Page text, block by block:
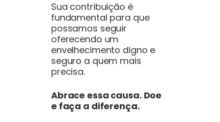
Sua contribuição é
fundamental para que
possamos seguir
oferecendo um
envelhecimento digno e
seguro a quem mais
precisa.
Abrace essa causa. Doe
e faça a diferença.